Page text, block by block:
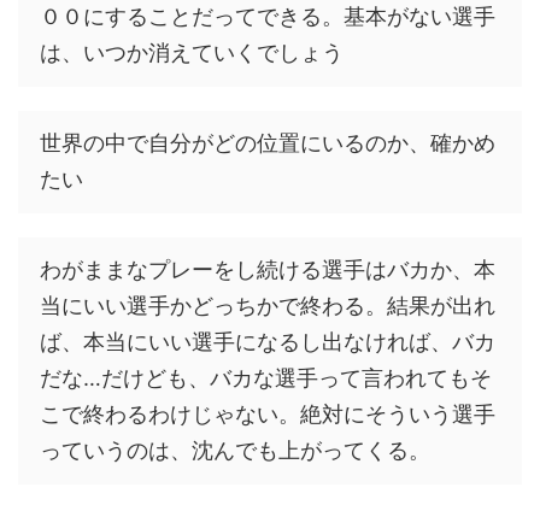
００にすることだってできる。基本がない選手
は、いつか消えていくでしょう
世界の中で自分がどの位置にいるのか、確かめ
たい
わがままなプレーをし続ける選手はバカか、本
当にいい選手かどっちかで終わる。結果が出れ
ば、本当にいい選手になるし出なければ、バカ
だな…だけども、バカな選手って言われてもそ
こで終わるわけじゃない。絶対にそういう選手
っていうのは、沈んでも上がってくる。